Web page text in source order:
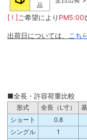
品
[ ! ]ご希望により PM5:00
出荷日については、 こち
■全長・許容荷重比較
形式 全長（L寸）
ショート
0.8
シングル
1